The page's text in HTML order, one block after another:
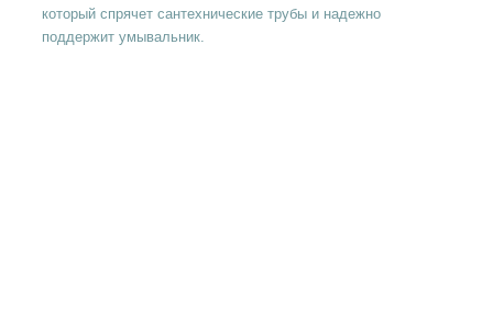
который спрячет сантехнические трубы и надежно
поддержит умывальник.